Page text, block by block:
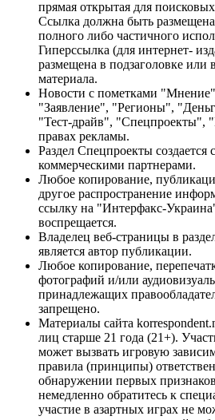
прямая открытая для
Ссылка должна быть
полного либо частичного
Гиперссылка (для интернет-
размещена в подзаголовке или
материала.
Новости с пометками
"Заявление", "Регионы",
"Тест-драйв", "Спецпроекты",
правах рекламы.
Раздел Спецпроекты создается
коммерческими партнерами.
Любое копирование,
другое распространение
ссылку на "Интерфакс-
воспрещается.
Владелец веб-страницы в
является автор публикации.
Любое копирование,
фотографий и/или
принадлежащих
запрещено.
Материалы сайта
лиц старше 21 года (21+).
может вызвать игровую
правила (принципы)
обнаружении первых
немедленно обратитесь к
участие в азартных играх не